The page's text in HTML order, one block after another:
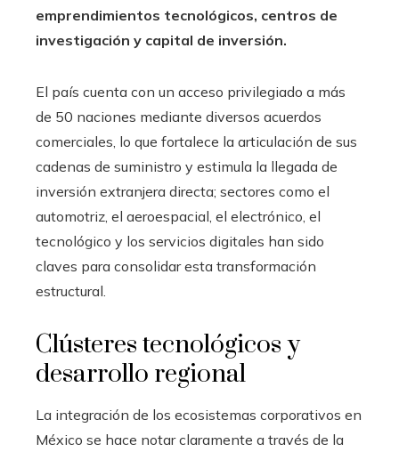
emprendimientos tecnológicos, centros de
investigación y capital de inversión.
El país cuenta con un acceso privilegiado a más
de 50 naciones mediante diversos acuerdos
comerciales, lo que fortalece la articulación de sus
cadenas de suministro y estimula la llegada de
inversión extranjera directa; sectores como el
automotriz, el aeroespacial, el electrónico, el
tecnológico y los servicios digitales han sido
claves para consolidar esta transformación
estructural.
Clústeres tecnológicos y
desarrollo regional
La integración de los ecosistemas corporativos en
México se hace notar claramente a través de la